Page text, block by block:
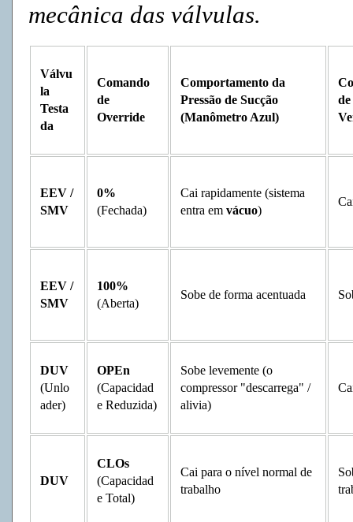
mecânica das válvulas.
Válvu
la
Testa
da
Comando
de
Override
Comportamento da
Pressão de Sucção
(Manômetro Azul)
EEV /
SMV
0%
(Fechada)
Cai rapidamente (sistema
entra emvácuo)
EEV /
SMV
100%
(Aberta)
Sobe de forma acentuada
DUV
(Unlo
ader)
OPEn
(Capacidad
e Reduzida)
Sobe levemente (o
compressor "descarrega" /
alivia)
DUV
CLOs
(Capacidad
e Total)
Cai para o nível normal de
trabalho